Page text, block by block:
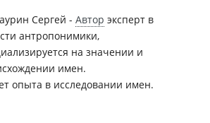
Сергей - Автор эксперт в
антропонимики,
на значении и
имен.
опыта в исследовании имен.